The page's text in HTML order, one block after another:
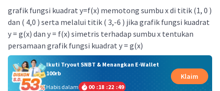
grafik fungsi kuadrat y=f(x) memotong sumbu x di titik (1, 0 )
dan ( 4,0 ) serta melalui titik ( 3,-6 ) jika grafik fungsi kuadrat
y = g(x) dan y = f(x) simetris terhadap sumbu x tentukan
persamaan grafik fungsi kuadrat y = g(x)
Ikuti Tryout SNBT & Menangkan E-Wallet
100rb
Habis dalam
00 :18 :22 :48
Klaim